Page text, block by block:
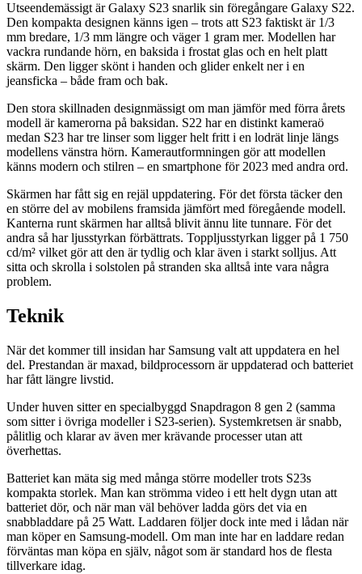
Utseendemässigt är Galaxy S23 snarlik sin föregångare Galaxy S22.
Den kompakta designen känns igen – trots att S23 faktiskt är 1/3
mm bredare, 1/3 mm längre och väger 1 gram mer. Modellen har
vackra rundande hörn, en baksida i frostat glas och en helt platt
skärm. Den ligger skönt i handen och glider enkelt ner i en
jeansficka – både fram och bak.
Den stora skillnaden designmässigt om man jämför med förra årets
modell är kamerorna på baksidan. S22 har en distinkt kameraö
medan S23 har tre linser som ligger helt fritt i en lodrät linje längs
modellens vänstra hörn. Kamerautformningen gör att modellen
känns modern och stilren – en smartphone för 2023 med andra ord.
Skärmen har fått sig en rejäl uppdatering. För det första täcker den
en större del av mobilens framsida jämfört med föregående modell.
Kanterna runt skärmen har alltså blivit ännu lite tunnare. För det
andra så har ljusstyrkan förbättrats. Toppljusstyrkan ligger på 1 750
cd/m² vilket gör att den är tydlig och klar även i starkt solljus. Att
sitta och skrolla i solstolen på stranden ska alltså inte vara några
problem.
Teknik
När det kommer till insidan har Samsung valt att uppdatera en hel
del. Prestandan är maxad, bildprocessorn är uppdaterad och batteriet
har fått längre livstid.
Under huven sitter en specialbyggd Snapdragon 8 gen 2 (samma
som sitter i övriga modeller i S23-serien). Systemkretsen är snabb,
pålitlig och klarar av även mer krävande processer utan att
överhettas.
Batteriet kan mäta sig med många större modeller trots S23s
kompakta storlek. Man kan strömma video i ett helt dygn utan att
batteriet dör, och när man väl behöver ladda görs det via en
snabbladdare på 25 Watt. Laddaren följer dock inte med i lådan när
man köper en Samsung-modell. Om man inte har en laddare redan
förväntas man köpa en själv, något som är standard hos de flesta
tillverkare idag.